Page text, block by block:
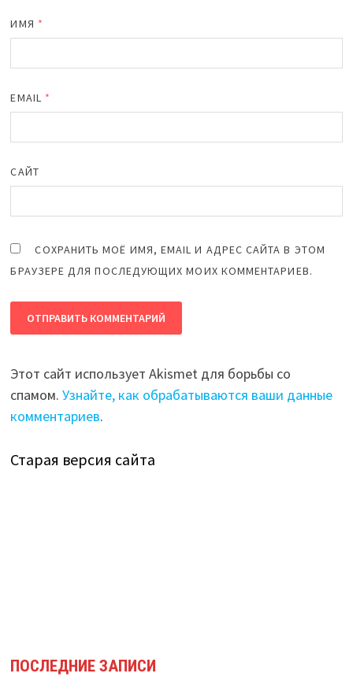
ИМЯ *
EMAIL *
САЙТ
СОХРАНИТЬ МОЁ ИМЯ, EMAIL И АДРЕС САЙТА В ЭТОМ
БРАУЗЕРЕ ДЛЯ ПОСЛЕДУЮЩИХ МОИХ КОММЕНТАРИЕВ.
Этот сайт использует Akismet для борьбы со
спамом.Узнайте, как обрабатываются ваши данные
комментариев.
Старая версия сайта
ПОСЛЕДНИЕ ЗАПИСИ